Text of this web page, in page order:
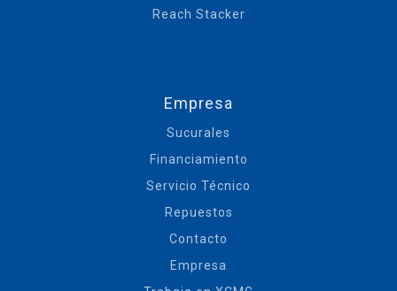
Reach Stacker
Empresa
Sucurales
Financiamiento
Servicio Técnico
Repuestos
Contacto
Empresa